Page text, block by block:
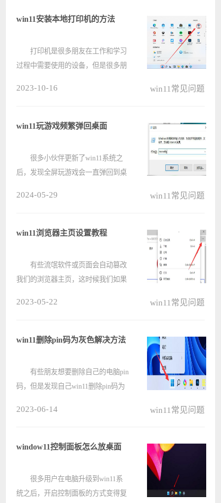
win11安装本地打印机的方法
打印机是很多朋友在工作和学习
过程中需要使用的设备，但是很多朋
就可以找到打印机了，下面就一起来
2023-10-16 win11常见问题
win11玩游戏频繁弹回桌面
很多小伙伴更新了win11系统之
后，发现全屏玩游戏会一直弹回到桌
解决方法： 1、“win+R”快捷????
2024-05-29 win11常见问题
win11浏览器主页设置教程
有些流氓软件或页面会自动篡改
我们的浏览器主页，这时候我们如果
设置： 1、首先打开浏览器，
2023-05-22 win11常见问题
win11删除pin码为灰色解决方法
有些朋友想要删除自己的电脑pin
码，但是发现自己win11删除pin码为
为灰色： 第一步，右键开始????
2023-06-14 win11常见问题
window11控制面板怎么放桌面
很多用户在电脑升级到win11系
统之后，开启控制面板的方式变得复